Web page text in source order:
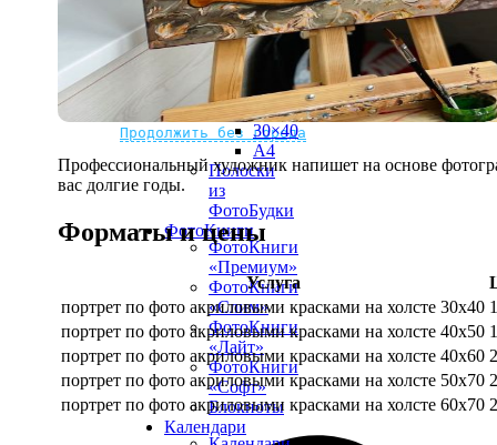
Не нашли Ваш город?
Мы доставляем по всему миру
Продолжить без города
13×18
15×15
15×20
20×20
20×30
30×30
30×40
A4
Полоски
из
ФотоБудки
ФотоКниги
ФотоКниги
«Премиум»
ФотоКниги
«Слим»
ФотоКниги
«Лайт»
ФотоКниги
«Софт»
Блокноты
Календари
Профессиональный художник напишет на основе
вас долгие годы.
Форматы и цены
Услуга
портрет по фото акриловыми красками на холсте 30х40
портрет по фото акриловыми красками на холсте 40х50
портрет по фото акриловыми красками на холсте 40х60
портрет по фото акриловыми красками на холсте 50х70
портрет по фото акриловыми красками на холсте 60х70